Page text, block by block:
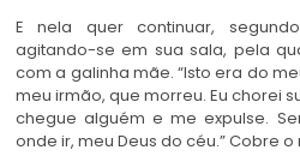
E nela quer continuar,
agitando-se em sua sala, pela
com a galinha mãe. “Isto era do
meu irmão, que morreu. Eu chorei
chegue alguém e me expulse.
onde ir, meu Deus do céu.” Cobre